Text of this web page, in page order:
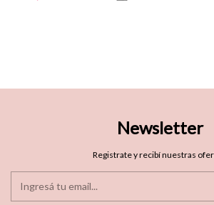
Newsletter
Registrate y recibí nuestras